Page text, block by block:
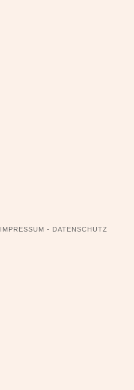
NAVIGATION
ÜBERSPRINGEN
IMPRESSUM - DATENSCHUTZ